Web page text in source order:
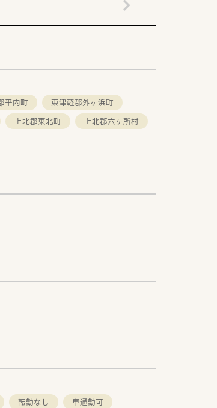
平内町
東津軽郡外ヶ浜町
上北郡東北町
上北郡六ヶ所村
転勤なし
車通勤可